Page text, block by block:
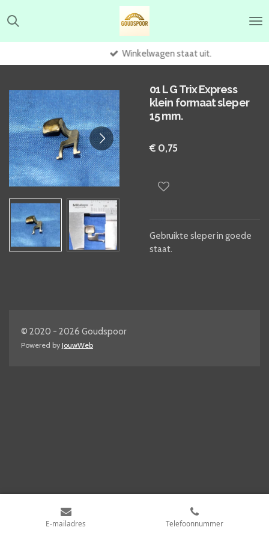
direct
hoofdinhoud
Winkelwagen staat uit.
01 L G Trix Express
klein formaat sleper
15 mm.
€ 0,75
Gebruikte sleper in goede
staat.
© 2020 - 2026 Goudspoor
Powered by JouwWeb
E-mailadres Telefoonnummer